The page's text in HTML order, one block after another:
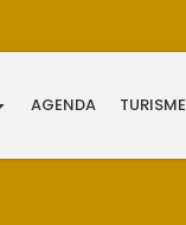
AGENDA TURISME